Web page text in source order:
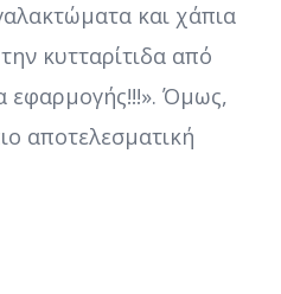
και χάπια
κυτταρίτιδα από
εφαρμογής!!!». Όμως,
αποτελεσματική